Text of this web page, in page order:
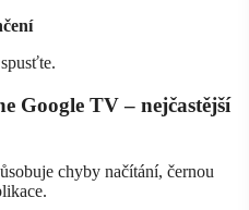
Google TV – nejčastější
chyby načítání, černou